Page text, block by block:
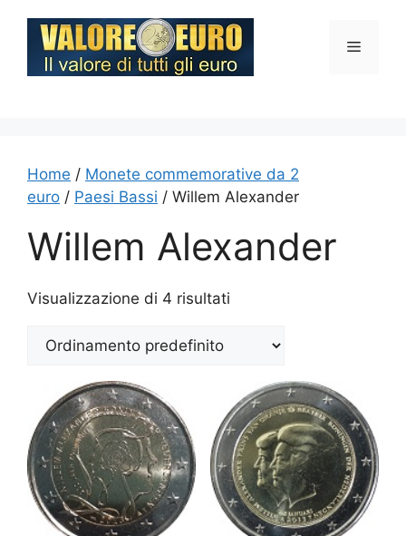
contenuto
Menu
Home / Monete commemorative da 2
euro / Paesi Bassi / Willem Alexander
Willem Alexander
Visualizzazione di 4 risultati